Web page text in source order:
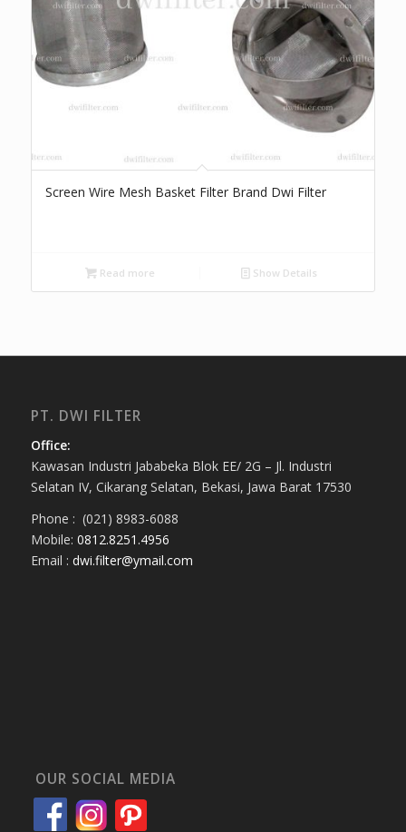
Screen Wire Mesh Basket Filter Brand Dwi Filter
Read more Show Details
PT. DWI FILTER
Office:
Kawasan Industri Jababeka Blok EE/ 2G – Jl. Industri
Selatan IV, Cikarang Selatan, Bekasi, Jawa Barat 17530
Phone : (021) 8983-6088
Mobile: 0812.8251.4956
Email : dwi.filter@ymail.com
OUR SOCIAL MEDIA